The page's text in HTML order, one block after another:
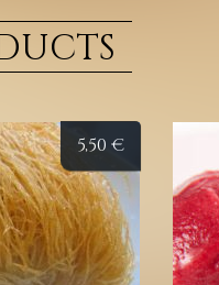
5,50 €